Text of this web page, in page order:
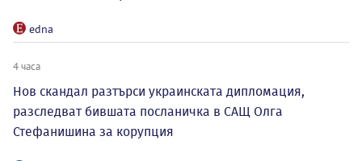
edna
4 часа
Нов скандал разтърси украинската дипломация,
разследват бившата посланичка в САЩ Олга
Стефанишина за корупция